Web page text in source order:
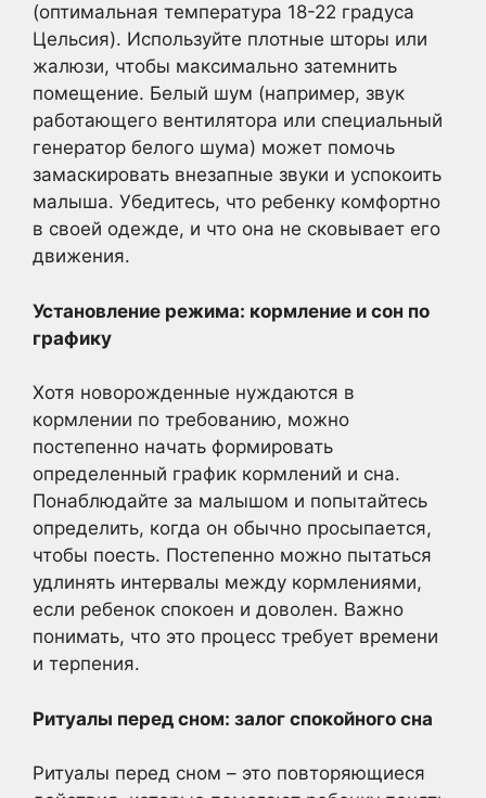
(оптимальная температура 18-22 градуса
Цельсия). Используйте плотные шторы или
жалюзи, чтобы максимально затемнить
помещение. Белый шум (например, звук
работающего вентилятора или специальный
генератор белого шума) может помочь
замаскировать внезапные звуки и успокоить
малыша. Убедитесь, что ребенку комфортно
в своей одежде, и что она не сковывает его
движения.
Установление режима: кормление и сон по
графику
Хотя новорожденные нуждаются в
кормлении по требованию, можно
постепенно начать формировать
определенный график кормлений и сна.
Понаблюдайте за малышом и попытайтесь
определить, когда он обычно просыпается,
чтобы поесть. Постепенно можно пытаться
удлинять интервалы между кормлениями,
если ребенок спокоен и доволен. Важно
понимать, что это процесс требует времени
и терпения.
Ритуалы перед сном: залог спокойного сна
Ритуалы перед сном – это повторяющиеся